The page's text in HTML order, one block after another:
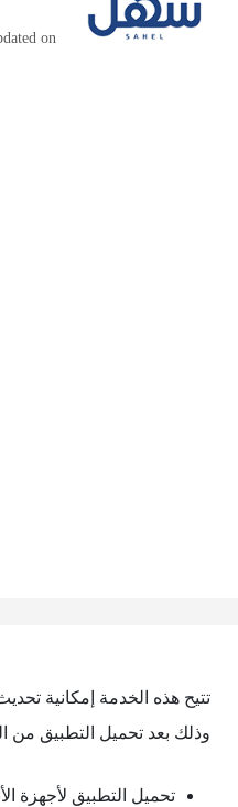
on
تتيح هذه الخدمة إمكانية
وذلك بعد تحميل التطبيق من
تحميل التطبيق لأجهزة